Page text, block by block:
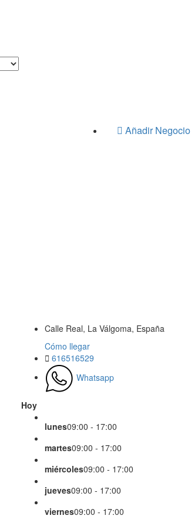
Añadir Negocio
Calle Real, La Válgoma, España
Cómo llegar
616516529
Whatsapp
Hoy
lunes09:00 - 17:00
martes09:00 - 17:00
miércoles09:00 - 17:00
jueves09:00 - 17:00
viernes09:00 - 17:00